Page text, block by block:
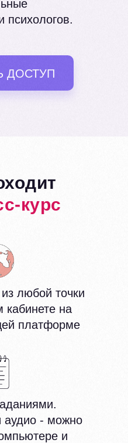
ДОСТУП
психологов.
курс
любой точки
кабинете на
платформе
аудио - можно
и